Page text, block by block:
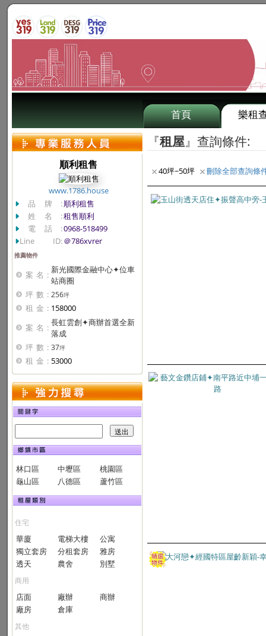
首頁 樂租
順利租售
www.1786.house
品牌:順利租售
姓名:租售順利
電話:0968-518499
Line ID:＠786xvrer
推薦物件
案名: 新光國際金融中心✦位車
站商圈
坪數: 256坪
租金: 158000
案名: 長虹雲創✦商辦首選全新
落成
坪數: 37坪
租金: 53000
林口區 中壢區
桃園區
龜山區
八德區 蘆竹區
住宅
華廈 電梯大樓
公寓
獨立套房
分租套房
雅房
透天
農舍 別墅
商用
店面 廠辦
商辦
廠房
倉庫
其他
『租屋』查詢條件:
40坪~50坪 刪除全部查詢條